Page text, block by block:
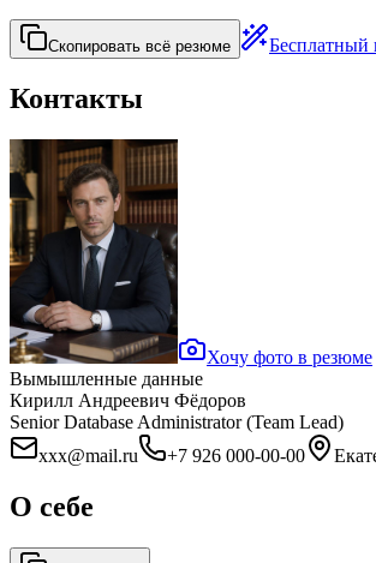
Скопировать всё резюме Бесплатный
Контакты
Хочу фото в резюме
Вымышленные данные
Кирилл Андреевич Фёдоров
Senior Database Administrator (Team Lead)
xxx@mail.ru
+7 926 000-00-00
О себе